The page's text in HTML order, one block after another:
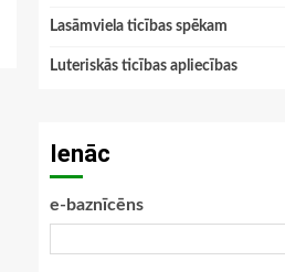
Lasāmviela ticības spēkam
Luteriskās ticības apliecības
Ienāc
e-baznīcēns